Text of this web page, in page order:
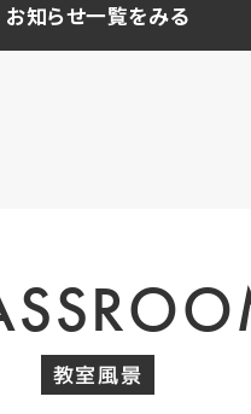
お知らせ一覧をみる
教室風景